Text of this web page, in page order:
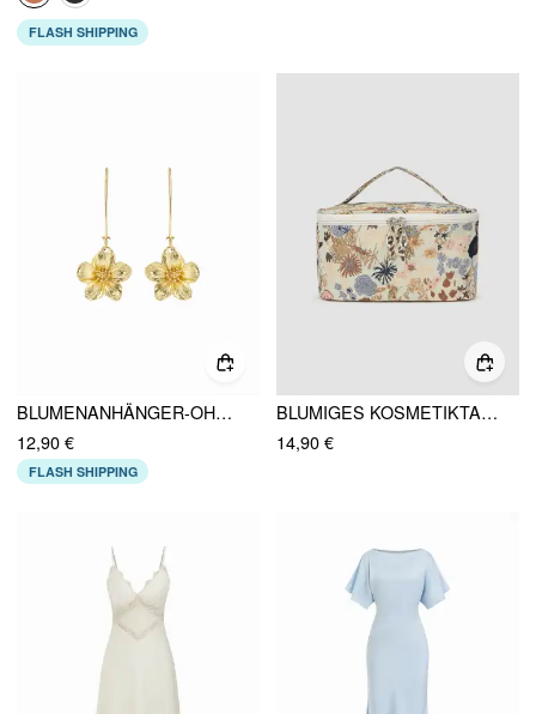
FLASH SHIPPING
BLUMENANHÄNGER-OHRRINGE
12,90 €
FLASH SHIPPING
BLUMIGES KOSMETIKTASCHEN
14,90 €